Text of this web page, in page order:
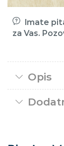
Imate
za Vas.
Opis